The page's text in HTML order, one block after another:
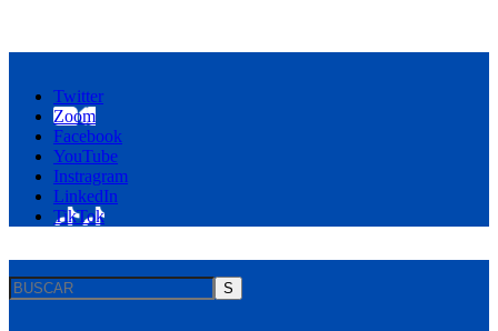
Twitter
Zoom
Facebook
YouTube
Instragram
LinkedIn
TikTok
S